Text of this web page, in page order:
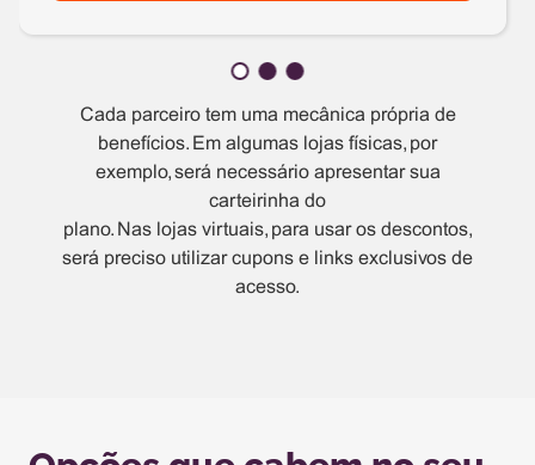
Cada parceiro tem uma mecânica própria de
benefícios. Em algumas lojas físicas, por
exemplo, será necessário apresentar sua
carteirinha do
plano. Nas lojas virtuais, para usar os descontos,
será preciso utilizar cupons e links exclusivos de
acesso.